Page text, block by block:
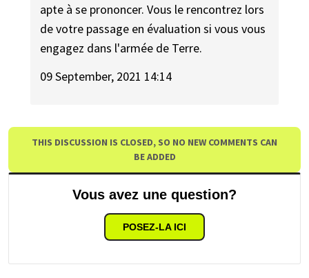
apte à se prononcer. Vous le rencontrez lors
de votre passage en évaluation si vous vous
engagez dans l'armée de Terre.
09 September, 2021 14:14
THIS DISCUSSION IS CLOSED, SO NO NEW COMMENTS CAN
BE ADDED
Vous avez une question?
POSEZ-LA ICI